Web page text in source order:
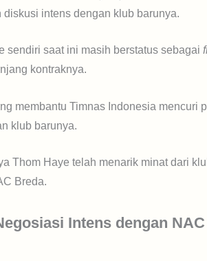
diskusi intens dengan klub barunya.
sendiri saat ini masih berstatus sebagai
kontraknya.
membantu Timnas Indonesia
klub barunya.
Thom Haye telah menarik minat dari
Breda.
Intens dengan